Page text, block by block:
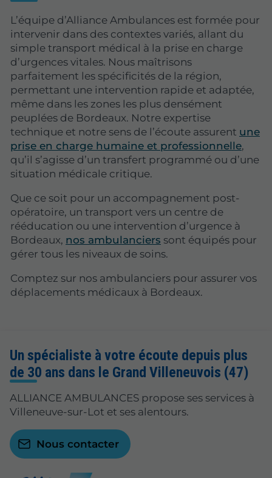
L’équipe d’Alliance Ambulances est formée pour
intervenir dans des contextes variés, allant du
simple transport médical à la prise en charge
d’urgences vitales. Nous maîtrisons
parfaitement les spécificités de la région,
permettant une intervention rapide et adaptée,
même dans les zones les plus densément
peuplées de Bordeaux. Notre expertise
technique et notre sens de l’écoute assurent une
prise en charge humaine et professionnelle,
qu’il s’agisse d’un transfert programmé ou d’une
situation médicale critique.
Que ce soit pour un accompagnement post-
opératoire, un transport vers un centre de
rééducation ou une intervention d’urgence à
Bordeaux, nos ambulanciers sont équipés pour
gérer tous les niveaux de soins.
Comptez sur nos ambulanciers pour assurer vos
déplacements médicaux à Bordeaux.
Un spécialiste à votre écoute depuis plus
de 30 ans dans le Grand Villeneuvois (47)
ALLIANCE AMBULANCES propose ses services à
Villeneuve-sur-Lot et ses alentours.
Nous contacter